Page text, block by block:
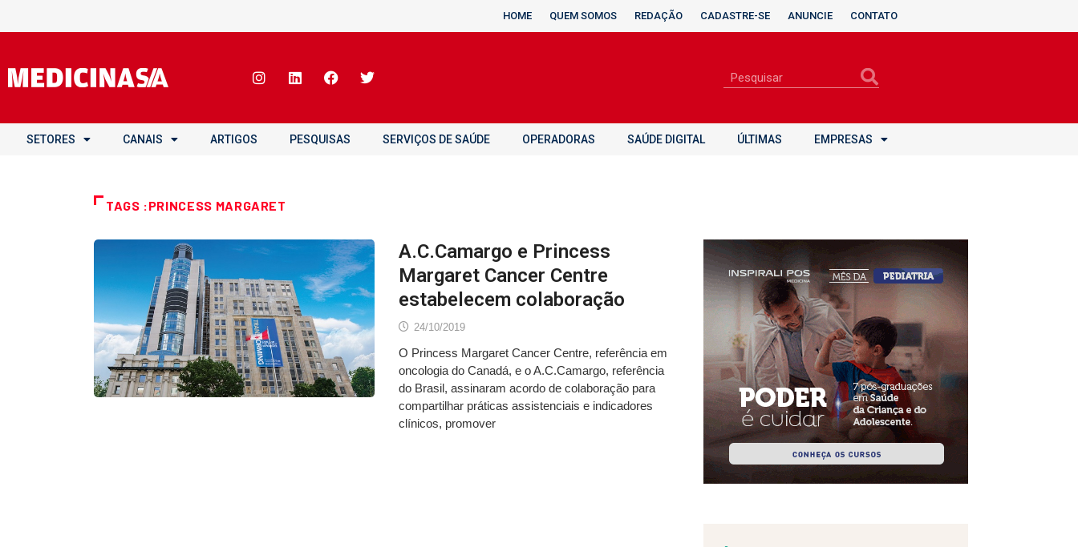
HOME QUEM SOMOS REDAÇÃO CADASTRE-SE ANUNCIE CONTATO
SETORES CANAIS ARTIGOS PESQUISAS SERVIÇOS DE SAÚDE OPERADORAS SAÚDE DIGITAL ÚLTIMAS EMPRESAS
TAGS :PRINCESS MARGARET
A.C.Camargo e Princess
Margaret Cancer Centre
estabelecem colaboração
24/10/2019
O Princess Margaret Cancer Centre, referência em
oncologia do Canadá, e o A.C.Camargo, referência
do Brasil, assinaram acordo de colaboração para
compartilhar práticas assistenciais e indicadores
clínicos, promover